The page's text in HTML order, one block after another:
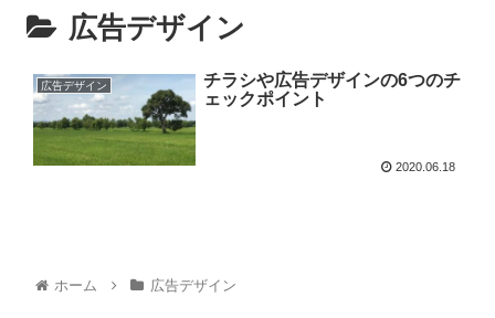
広告デザイン
広告デザイン
チラシや広告デザインの6つのチ
ェックポイント
2020.06.18
ホーム 広告デザイン